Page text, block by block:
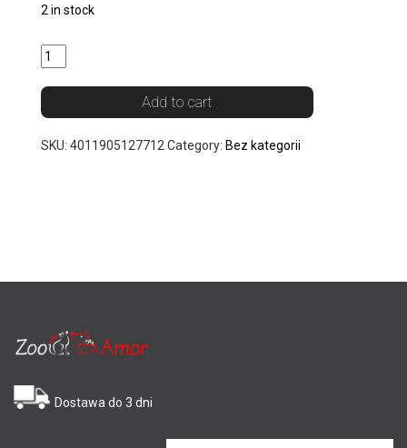
2 in stock
Add to cart
SKU: 4011905127712 Category: Bez kategorii
Dostawa do 3 dni